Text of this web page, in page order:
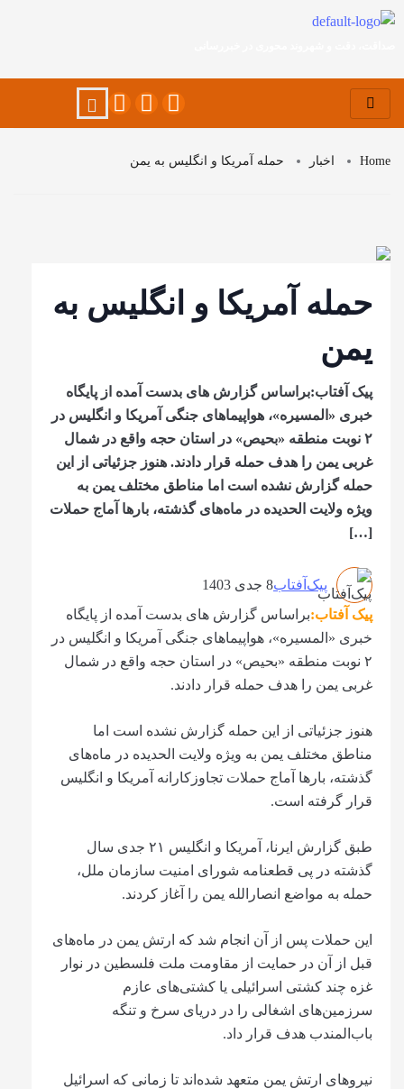
Home اخبار حمله آمریکا و انگلیس به یمن
حمله آمریکا و انگلیس به
یمن
پیک آفتاب:براساس گزارش های بدست آمده از پایگاه
خبری «المسیره»، هواپیماهای جنگی آمریکا و انگلیس در
۲ نوبت منطقه «بحیص» در استان حجه واقع در شمال
غربی یمن را هدف حمله قرار دادند. هنوز جزئیاتی از این
حمله گزارش نشده است اما مناطق مختلف یمن به
ویژه ولایت الحدیده در ماه‌های گذشته، بارها آماج حملات
[…]
پیک‌آفتاب8 جدی 1403
پیک آفتاب:براساس گزارش های بدست آمده از پایگاه
خبری «المسیره»، هواپیماهای جنگی آمریکا و انگلیس در
۲ نوبت منطقه «بحیص» در استان حجه واقع در شمال
غربی یمن را هدف حمله قرار دادند.
هنوز جزئیاتی از این حمله گزارش نشده است اما
مناطق مختلف یمن به ویژه ولایت الحدیده در ماه‌های
گذشته، بارها آماج حملات تجاوزکارانه آمریکا و انگلیس
قرار گرفته است.
طبق گزارش ایرنا، آمریکا و انگلیس ۲۱ جدی سال
گذشته در پی قطعنامه شورای امنیت سازمان ملل،
حمله به مواضع انصارالله یمن را آغاز کردند.
این حملات پس از آن انجام شد که ارتش یمن در ماه‌های
قبل از آن در حمایت از مقاومت ملت فلسطین در نوار
غزه چند کشتی اسرائیلی یا کشتی‌های عازم
سرزمین‌های اشغالی را در دریای سرخ و تنگه
باب‌المندب هدف قرار داد.
نیروهای ارتش یمن متعهد شده‌اند تا زمانی که اسرائیل